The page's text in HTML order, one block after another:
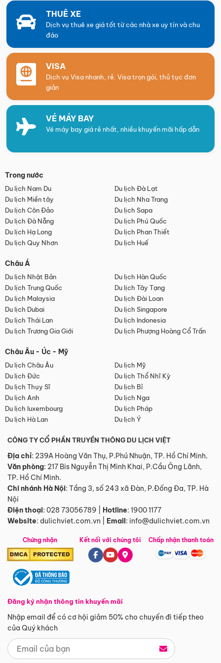
THUÊ XE
Dịch vụ thuê xe giá tốt từ các nhà xe uy tín và chu
đáo
VISA
Dịch vụ Visa nhanh, rẻ. Visa trọn gói, thủ tục đơn
giản
VÉ MÁY BAY
Vé máy bay giá rẻ nhất, nhiều khuyến mãi hấp dẫn
Trong nước
Du lịch Nam Du
Du lịch Đà Lạt
Du lịch Miền tây
Du lịch Nha Trang
Du lịch Côn Đảo
Du lịch Sapa
Du lịch Đà Nẵng
Du lịch Phú Quốc
Du lịch Hạ Long
Du lịch Phan Thiết
Du lịch Quy Nhơn
Du lịch Huế
Châu Á
Du lịch Nhật Bản
Du lịch Hàn Quốc
Du lịch Trung Quốc
Du lịch Tây Tạng
Du lịch Malaysia
Du lịch Đài Loan
Du lịch Dubai
Du lịch Singapore
Du lịch Thái Lan
Du lịch Indonesia
Du lịch Trương Gia Giới
Du lịch Phượng Hoàng Cổ Trấn
Châu Âu - Úc - Mỹ
Du lịch Châu Âu
Du lịch Mỹ
Du lịch Đức
Du lịch Thổ Nhĩ Kỳ
Du lịch Thụy Sĩ
Du lịch Bỉ
Du lịch Anh
Du lịch Nga
Du lịch luxembourg
Du lịch Pháp
Du lịch Hà Lan
Du lịch Ý
CÔNG TY CỔ PHẦN TRUYỀN THÔNG DU LỊCH VIỆT
Địa chỉ: 239A Hoàng Văn Thụ, P.Phú Nhuận, TP. Hồ Chí Minh.
Văn phòng: 217 Bis Nguyễn Thị Minh Khai, P.Cầu Ông Lãnh,
TP. Hồ Chí Minh.
Chi nhánh Hà Nội: Tầng 3, số 243 xã Đàn, P.Đống Đa, TP. Hà
Nội
Điện thoại: 028 73056789 Hotline: 1900 1177
Website: dulichviet.com.vn Email: info@dulichviet.com.vn
Chứng nhận
Đăng ký nhận thông tin khuyến mãi
Nhập email để có cơ hội giảm 50% cho chuyến đi tiếp theo
của Quý khách
Kết nối với chúng tôi Chấp nhận thanh toán